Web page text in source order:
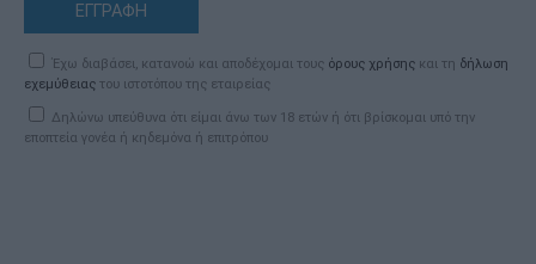
ΕΓΓΡΑΦΗ
Έχω διαβάσει, κατανοώ και αποδέχομαι τους όρους χρήσης και τη δήλωση
εχεμύθειας του ιστοτόπου της εταιρείας
Δηλώνω υπεύθυνα ότι είμαι άνω των 18 ετών ή ότι βρίσκομαι υπό την
εποπτεία γονέα ή κηδεμόνα ή επιτρόπου